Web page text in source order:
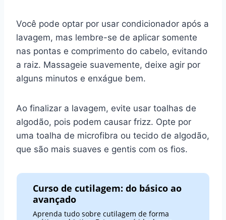
Você pode optar por usar condicionador após a
lavagem, mas lembre-se de aplicar somente
nas pontas e comprimento do cabelo, evitando
a raiz. Massageie suavemente, deixe agir por
alguns minutos e enxágue bem.
Ao finalizar a lavagem, evite usar toalhas de
algodão, pois podem causar frizz. Opte por
uma toalha de microfibra ou tecido de algodão,
que são mais suaves e gentis com os fios.
Curso de cutilagem: do básico ao
avançado
Aprenda tudo sobre cutilagem de forma